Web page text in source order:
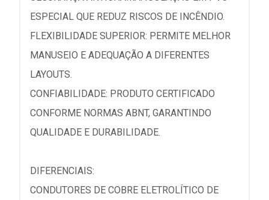
ESPECIAL QUE REDUZ RISCOS DE INCÊNDIO.
FLEXIBILIDADE SUPERIOR: PERMITE MELHOR
MANUSEIO E ADEQUAÇÃO A DIFERENTES
LAYOUTS.
CONFIABILIDADE: PRODUTO CERTIFICADO
CONFORME NORMAS ABNT, GARANTINDO
QUALIDADE E DURABILIDADE.
DIFERENCIAIS:
CONDUTORES DE COBRE ELETROLÍTICO DE